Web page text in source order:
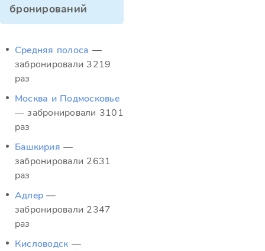
бронирований
Средняя полоса —
забронировали 3219
раз
Москва и Подмосковье
— забронировали 3101
раз
Башкирия —
забронировали 2631
раз
Адлер —
забронировали 2347
раз
Кисловодск —